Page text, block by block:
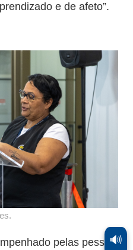
e de afeto”.
pelas pessoas
🔊